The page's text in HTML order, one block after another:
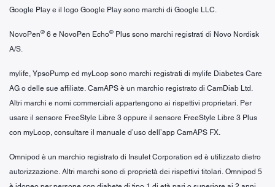
Google Play e il logo Google Play sono marchi di Google LLC.
NovoPen® 6 e NovoPen Echo® Plus sono marchi registrati di Novo Nordisk
A/S.
mylife, YpsoPump ed myLoop sono marchi registrati di mylife Diabetes Care
AG o delle sue affiliate. CamAPS è un marchio registrato di CamDiab Ltd.
Altri marchi e nomi commerciali appartengono ai rispettivi proprietari. Per
usare il sensore FreeStyle Libre 3 oppure il sensore FreeStyle Libre 3 Plus
con myLoop, consultare il manuale d’uso dell’app CamAPS FX.
Omnipod è un marchio registrato di Insulet Corporation ed è utilizzato dietro
autorizzazione. Altri marchi sono di proprietà dei rispettivi titolari. Omnipod 5